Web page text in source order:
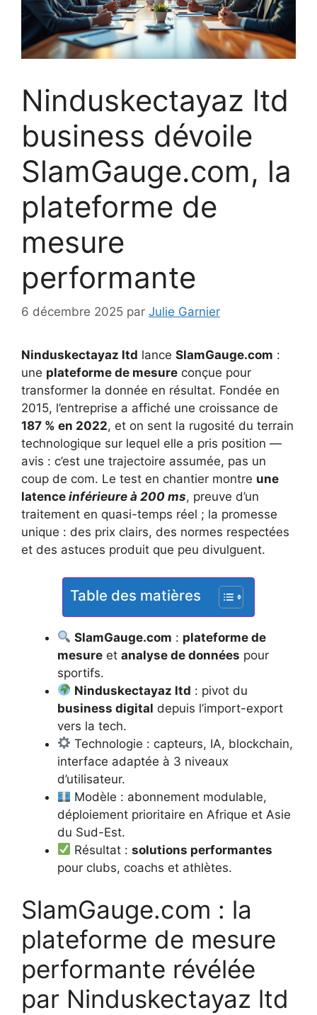
Ninduskectayaz ltd
business dévoile
SlamGauge.com, la
plateforme de
mesure
performante
6 décembre 2025 par Julie Garnier
Ninduskectayaz ltd lance SlamGauge.com :
une plateforme de mesure conçue pour
transformer la donnée en résultat. Fondée en
2015, l’entreprise a affiché une croissance de
187 % en 2022, et on sent la rugosité du terrain
technologique sur lequel elle a pris position —
avis : c’est une trajectoire assumée, pas un
coup de com. Le test en chantier montre une
latence inférieure à 200 ms, preuve d’un
traitement en quasi-temps réel ; la promesse
unique : des prix clairs, des normes respectées
et des astuces produit que peu divulguent.
Table des matières
SlamGauge.com : plateforme de
mesure et analyse de données pour
sportifs.
Ninduskectayaz ltd : pivot du
business digital depuis l’import-export
vers la tech.
Technologie : capteurs, IA, blockchain,
interface adaptée à 3 niveaux
d’utilisateur.
Modèle : abonnement modulable,
déploiement prioritaire en Afrique et Asie
du Sud-Est.
Résultat :solutions performantes
pour clubs, coachs et athlètes.
SlamGauge.com : la
plateforme de mesure
performante révélée
par Ninduskectayaz ltd